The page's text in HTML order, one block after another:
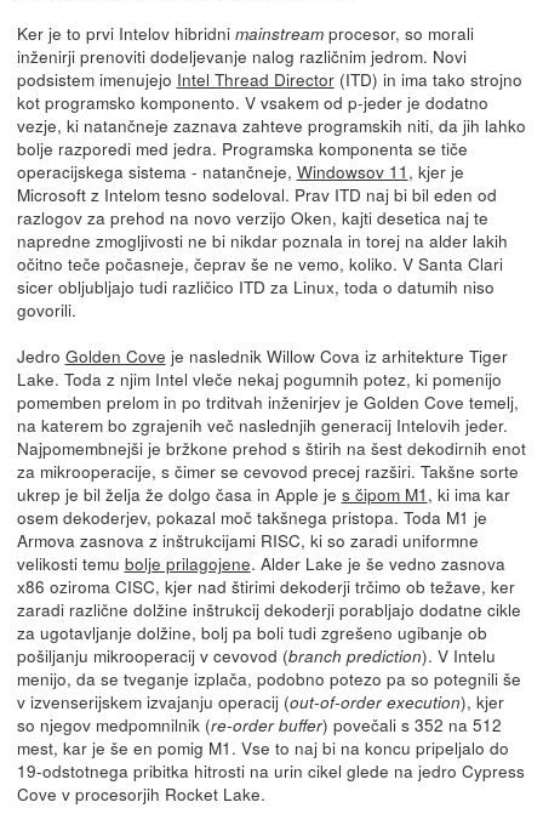
Ker je to prvi Intelov hibridni mainstreamprocesor, so morali
inženirji prenoviti dodeljevanje nalog različnim jedrom. Novi
podsistem imenujejo Intel Thread Director(ITD) in ima tako strojno
kot programsko komponento. V vsakem od p-jeder je dodatno
vezje, ki natančneje zaznava zahteve programskih niti, da jih lahko
bolje razporedi med jedra. Programska komponenta se tiče
operacijskega sistema - natančneje, Windowsov 11 , kjer je
Microsoft z Intelom tesno sodeloval. Prav ITD naj bi bil eden od
razlogov za prehod na novo verzijo Oken, kajti desetica naj te
napredne zmogljivosti ne bi nikdar poznala in torej na alder lakih
očitno teče počasneje, čeprav še ne vemo, koliko. V Santa Clari
sicer obljubljajo tudi različico ITD za Linux, toda o datumih niso
govorili.
Jedro Golden Cove je naslednik Willow Cova iz arhitekture Tiger
Lake. Toda z njim Intel vleče nekaj pogumnih potez, ki pomenijo
pomemben prelom in po trditvah inženirjev je Golden Cove temelj,
na katerem bo zgrajenih več naslednjih generacij Intelovih jeder.
Najpomembnejši je bržkone prehod s štirih na šest dekodirnih enot
za mikrooperacije, s čimer se cevovod precej razširi. Takšne sorte
ukrep je bil želja že dolgo časa in Apple je s čipom M1 , ki ima kar
osem dekoderjev, pokazal moč takšnega pristopa. Toda M1 je
Armova zasnova z inštrukcijami RISC, ki so zaradi uniformne
velikosti temu bolje prilagojene. Alder Lake je še vedno zasnova
x86 oziroma CISC, kjer nad štirimi dekoderji trčimo ob težave, ker
zaradi različne dolžine inštrukcij dekoderji porabljajo dodatne cikle
za ugotavljanje dolžine, bolj pa boli tudi zgrešeno ugibanje ob
pošiljanju mikrooperacij v cevovod (branch prediction). V Intelu
menijo, da se tveganje izplača, podobno potezo pa so potegnili še
v izvenserijskem izvajanju operacij (out-of-order execution), kjer
so njegov medpomnilnik (re-order buffer) povečali s 352 na 512
mest, kar je še en pomig M1. Vse to naj bi na koncu pripeljalo do
19-odstotnega pribitka hitrosti na urin cikel glede na jedro Cypress
Cove v procesorjih Rocket Lake.